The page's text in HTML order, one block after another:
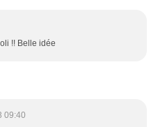
!! Belle idée
09:40